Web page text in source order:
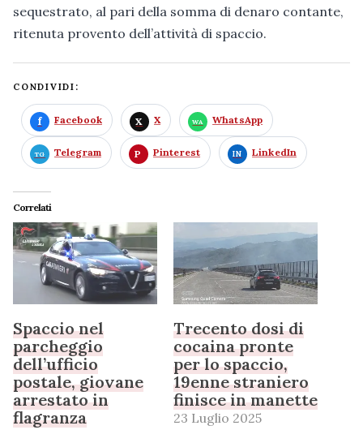
sequestrato, al pari della somma di denaro contante,
ritenuta provento dell’attività di spaccio.
CONDIVIDI:
Facebook X WhatsApp
Telegram Pinterest LinkedIn
Correlati
Spaccio nel
parcheggio
dell’ufficio
postale, giovane
arrestato in
flagranza
Trecento dosi di
cocaina pronte
per lo spaccio,
19enne straniero
finisce in manette
23 Luglio 2025